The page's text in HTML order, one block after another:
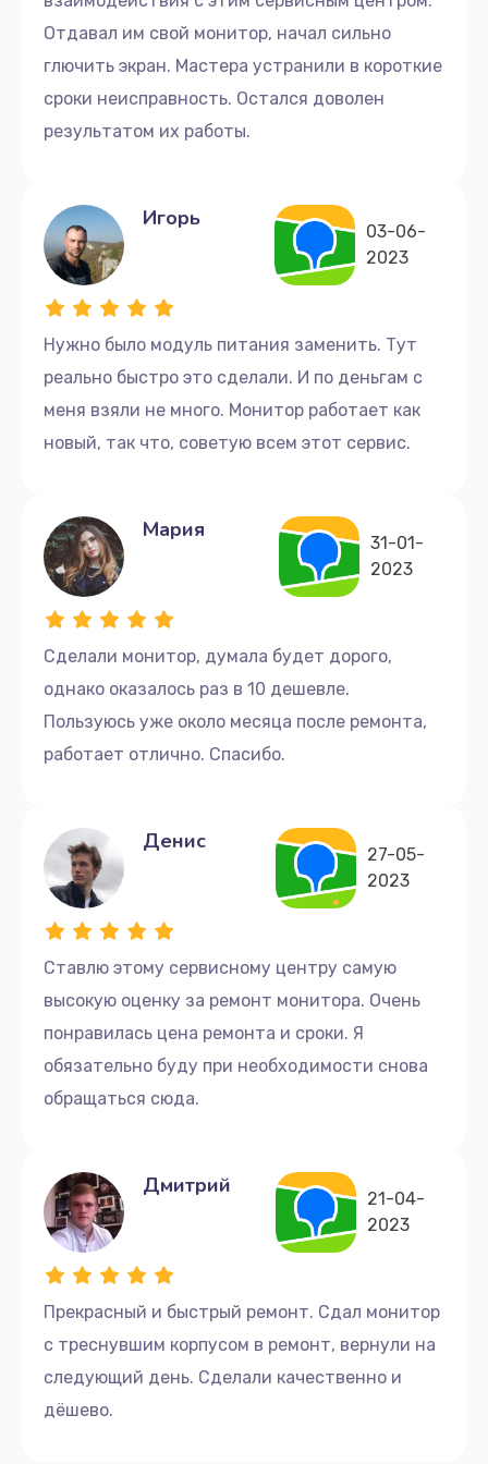
Свяжитесь с нами и получите помощь.
Если вы заметили сбои в работе монитора, не
обратитесь к нам. Мы приведем ваш монитор в
рабочее состояние.
телефону:+7 (499) 229-21-87 или приходите в
сервисный центр по адресу: улица Серпуховский
Вал, 21к4
Мы ценим ваше время, поэтому обещаем быстрый и
качественный ремонт монитора Dell. Доверьтесь
нам и получите надежное обслуживание с
Отдавал им свой монитор, начал сильно
глючить экран. Мастера устранили в короткие
сроки неисправность. Остался доволен
результатом их работы.
Нужно было модуль питания заменить. Тут
реально быстро это сделали. И по деньгам с
меня взяли не много. Монитор работает как
новый, так что, советую всем этот сервис.
Игорь
03-06-
2023
Сделали монитор, думала будет дорого,
однако оказалось раз в 10 дешевле.
Пользуюсь уже около месяца после ремонта,
работает отлично. Спасибо.
Мария
31-01-
2023
Ставлю этому сервисному центру самую
высокую оценку за ремонт монитора. Очень
понравилась цена ремонта и сроки. Я
обязательно буду при необходимости снова
обращаться сюда.
Денис
27-05-
2023
Прекрасный и быстрый ремонт. Сдал монитор
с треснувшим корпусом в ремонт, вернули на
следующий день. Сделали качественно и
дёшево.
Дмитрий
21-04-
2023